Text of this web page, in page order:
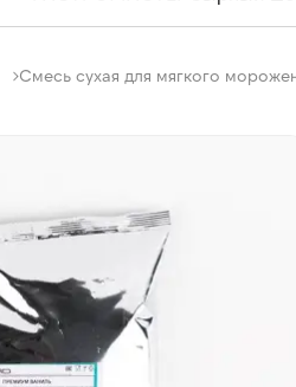
Смесь сухая для мягкого